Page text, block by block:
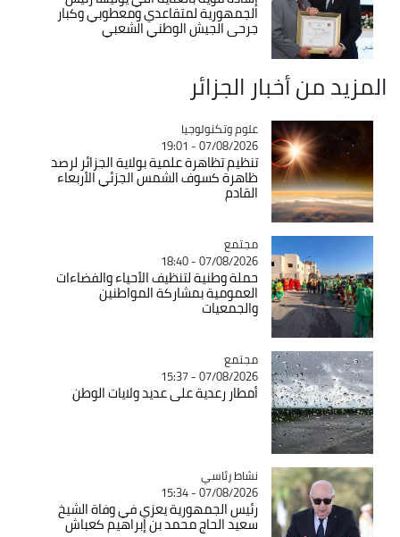
الجمهورية لمتقاعدي ومعطوبي وكبار
جرحى الجيش الوطني الشعبي
المزيد من أخبار الجزائر
Catégorie
علوم وتكنولوجيا
07/08/2026 - 19:01
تنظيم تظاهرة علمية بولاية الجزائر لرصد
ظاهرة كسوف الشمس الجزئي الأربعاء
القادم
Catégorie
مجتمع
07/08/2026 - 18:40
حملة وطنية لتنظيف الأحياء والفضاءات
العمومية بمشاركة المواطنين
والجمعيات
Catégorie
مجتمع
07/08/2026 - 15:37
أمطار رعدية على عديد ولايات الوطن
Catégorie
نشاط رئاسي
07/08/2026 - 15:34
رئيس الجمهورية يعزي في وفاة الشيخ
سعيد الحاج محمد بن إبراهيم كعباش